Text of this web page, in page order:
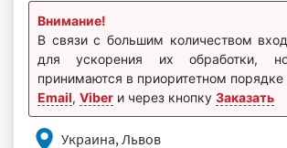
Внимание!
В связи с большим количеством
для ускорения их обработки,
принимаются в приоритетном порядке
Email, Viber и через кнопку Заказать
Украина, Львов